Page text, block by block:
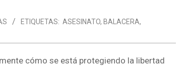
ETIQUETAS: ASESINATO, BALACERA,
cómo se está protegiendo la libertad